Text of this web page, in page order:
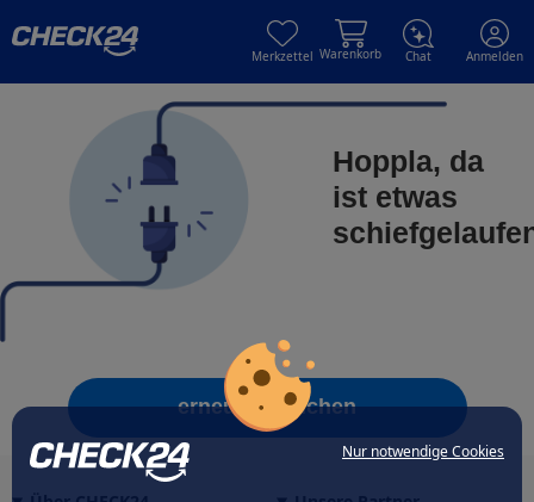
Nur notwendige Cookies
Merkzettel Warenkorb Chat Anmelden
Hoppla, da
ist etwas
erneut versuchen